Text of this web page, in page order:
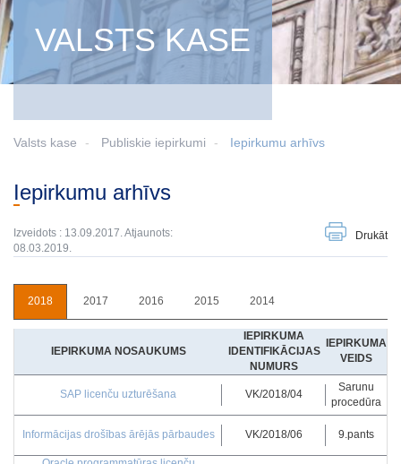
VALSTS KASE
Valsts kase Publiskie iepirkumi Iepirkumu arhīvs
Iepirkumu arhīvs
Izveidots : 13.09.2017. Atjaunots:
08.03.2019.
Drukāt
2018 2017 2016 2015 2014
IEPIRKUMA NOSAUKUMS
IEPIRKUMA
IDENTIFIKĀCIJAS
NUMURS
IEPIRKUMA
VEIDS
SAP licenču uzturēšana VK/2018/04
Sarunu
procedūra
Informācijas drošības ārējās pārbaudes VK/2018/06 9.pants